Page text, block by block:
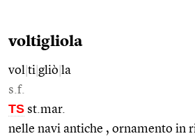
voltigliola
vol ti gliò la
s.f.
TS st.mar.
nelle navi antiche , ornamento in